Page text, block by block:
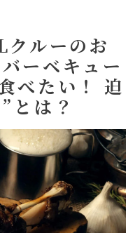
クルーのお
ーベキュー
べたい！ 迫
とは？